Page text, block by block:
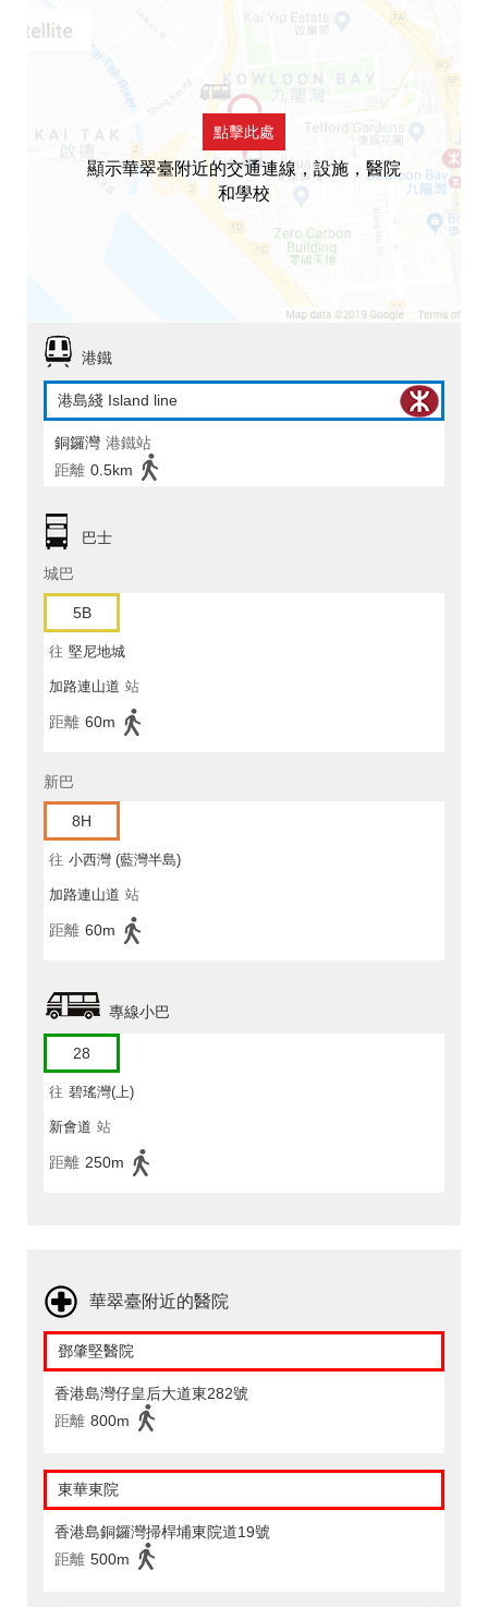
點擊此處
顯示華翠臺附近的交通連線，設施，醫院
和學校
港鐵
港島綫 Island line
銅鑼灣 港鐵站
距離 0.5km
巴士
城巴
5B
往 堅尼地城
加路連山道 站
距離 60m
新巴
8H
往 小西灣 (藍灣半島)
加路連山道 站
距離 60m
專線小巴
28
往 碧瑤灣(上)
新會道 站
距離 250m
華翠臺附近的醫院
鄧肇堅醫院
香港島灣仔皇后大道東282號
距離 800m
東華東院
香港島銅鑼灣掃桿埔東院道19號
距離 500m